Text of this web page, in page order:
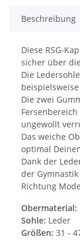
Beschreibung
Diese RSG-
sicher über
Die
Die zwei
ungewollt
Das weiche
optimal
Dank der
der
Richtung
Obermaterial:
Sohle: Leder
Größen: 31 -